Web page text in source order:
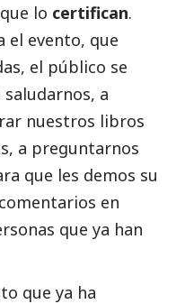
lo certifican.
el evento, que
el público se
saludarnos, a
nuestros libros
a preguntarnos
que les demos su
en
que ya han
que ya ha